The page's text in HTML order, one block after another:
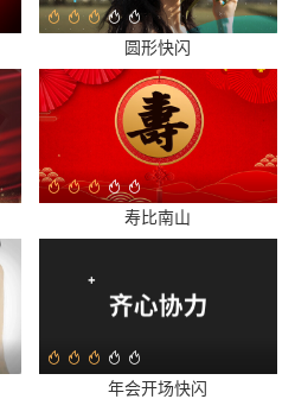
圆形快闪
寿比南山
年会开场快闪